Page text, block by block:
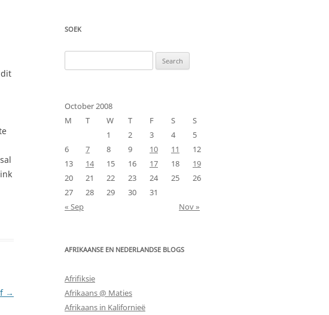
→
SOEK
for:
October 2008
M
T W T F S
S
1
2 3 4
5
6
7 8 9 10 11
12
13
14 15 16 17 18
19
20
21 22 23 24 25
26
27
28 29 30
31
« Sep
Nov »
AFRIKAANSE EN NEDERLANDSE BLOGS
Afrifiksie
Afrikaans @ Maties
Afrikaans in Kalifornieë